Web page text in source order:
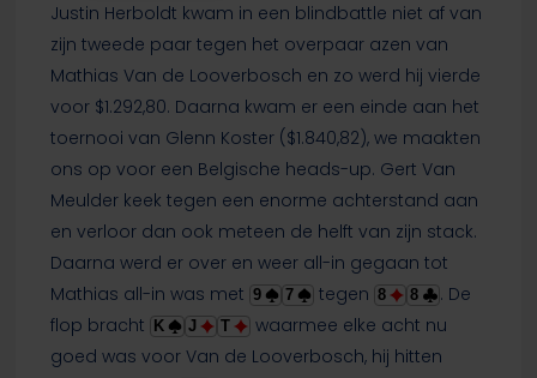
Justin Herboldt kwam in een blindbattle niet af van
zijn tweede paar tegen het overpaar azen van
Mathias Van de Looverbosch en zo werd hij vierde
voor $1.292,80. Daarna kwam er een einde aan het
toernooi van Glenn Koster ($1.840,82), we maakten
ons op voor een Belgische heads-up. Gert Van
Meulder keek tegen een enorme achterstand aan
en verloor dan ook meteen de helft van zijn stack.
Daarna werd er over en weer all-in gegaan tot
Mathias all-in was met 9 7 tegen 8 8
. De
flop bracht
K J T
waarmee elke acht nu
goed was voor Van de Looverbosch, hij hitten